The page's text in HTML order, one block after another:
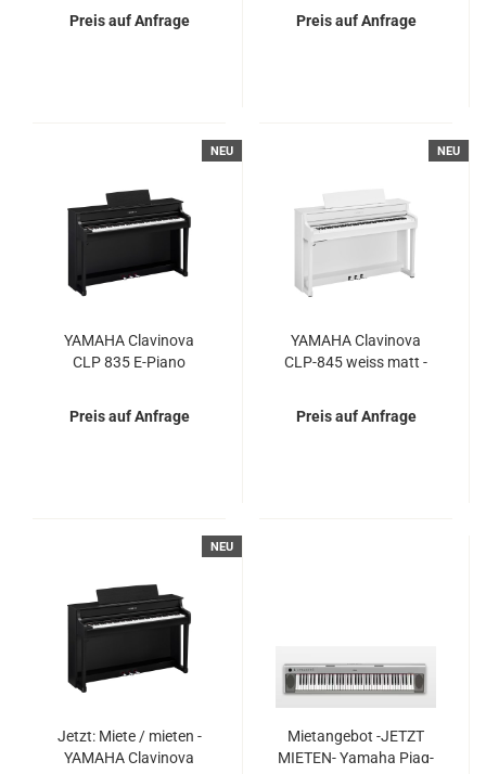
Preis auf Anfrage
Preis auf Anfrage
NEU
YA­MA­HA Cla­vi­no­va
CLP 835 E-​Piano
tio­nen
Preis auf Anfrage
NEU
YA­MA­HA Cla­vi­no­va
CLP-​845 weiss matt -
Preis auf Anfrage
NEU
Jetzt: Miete / mie­ten -​
YA­MA­HA Cla­vi­no­va
Miet­an­ge­bot -​JETZT
MIETEN-​​ Ya­ma­ha Piag­